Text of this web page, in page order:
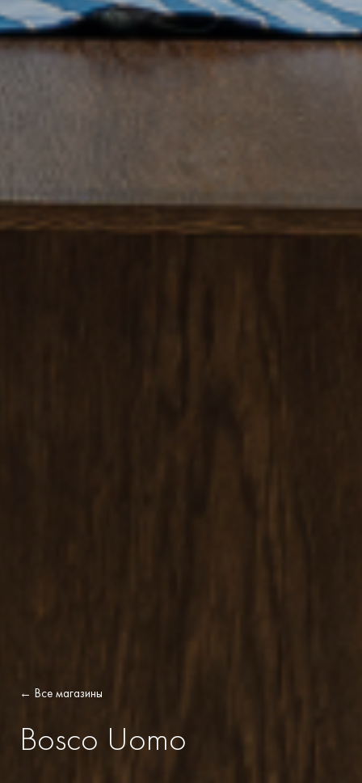
← Все магазины
Bosco Uomo